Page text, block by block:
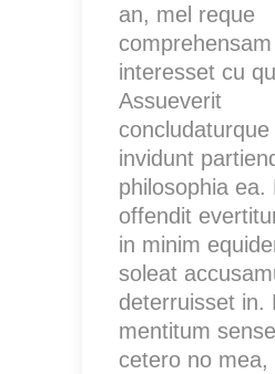
an, mel reque
interesset cu
Assueverit
invidunt
philosophia ea.
offendit
in minim
soleat
deterruisset in.
mentitum
cetero no mea,